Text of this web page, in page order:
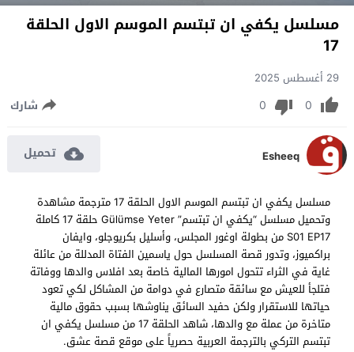
مسلسل يكفي ان تبتسم الموسم الاول الحلقة
17
29 أغسطس 2025
0
0 شارك
Esheeq تحميل
مسلسل يكفي ان تبتسم الموسم الاول الحلقة 17 مترجمة مشاهدة
وتحميل مسلسل “يكفي ان تبتسم” Gülümse Yeter حلقة 17 كاملة
S01 EP17 من بطولة اوغور المجلس، وأسليل بكريوجلو، وايفان
براكميوز، وتدور قصة المسلسل حول ياسمين الفتاة المدللة من عائلة
غاية في الثراء تتحول امورها المالية خاصة بعد افلاس والدها ووفاتة
فتلجأ للعيش مع سائقة متصارع في دوامة من المشاكل لكي تعود
حياتها للاستقرار ولكن حفيد السائق يناوشها بسبب حقوق مالية
متاخرة من عملة مع والدها، شاهد الحلقة 17 من مسلسل يكفي ان
تبتسم التركي بالترجمة العربية حصرياً على موقع قصة عشق.